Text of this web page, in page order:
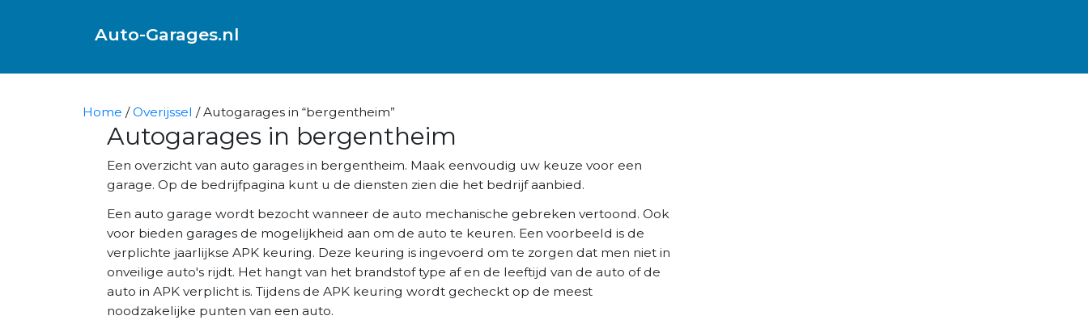
Auto-Garages.nl
Home /Overijssel / Autogarages in “bergentheim”
Autogarages in bergentheim
Een overzicht van auto garages in bergentheim. Maak eenvoudig uw keuze voor een
garage. Op de bedrijfpagina kunt u de diensten zien die het bedrijf aanbied.
Een auto garage wordt bezocht wanneer de auto mechanische gebreken vertoond. Ook
voor bieden garages de mogelijkheid aan om de auto te keuren. Een voorbeeld is de
verplichte jaarlijkse APK keuring. Deze keuring is ingevoerd om te zorgen dat men niet in
onveilige auto's rijdt. Het hangt van het brandstof type af en de leeftijd van de auto of de
auto in APK verplicht is. Tijdens de APK keuring wordt gecheckt op de meest
noodzakelijke punten van een auto.